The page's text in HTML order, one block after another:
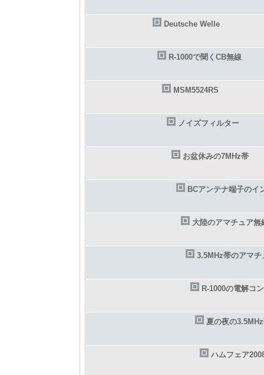
Deutsche Welle
R-1000で聞くCB無線
MSM5524RS
ノイズフィルター
お盆休みの7MHz帯
BCアンテナ端子のイ
大陸のアマチュア無
3.5MHz帯のアマチ
R-1000の電解コ
夏の夜の
ハムフェア